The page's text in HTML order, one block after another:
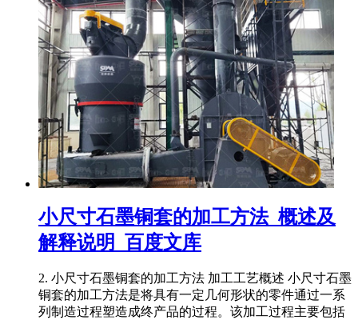
小尺寸石墨铜套的加工方法_概述及
解释说明_百度文库
2. 小尺寸石墨铜套的加工方法 加工工艺概述 小尺寸石墨
铜套的加工方法是将具有一定几何形状的零件通过一系
列制造过程塑造成终产品的过程。该加工过程主要包括